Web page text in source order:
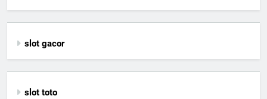
slot gacor
slot toto